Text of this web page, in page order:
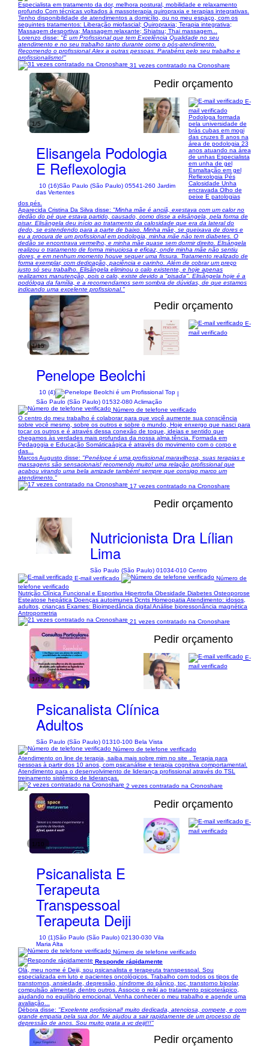
Especialista em tratamento da dor, melhora postural, mobilidade e relaxamento
profundo Com técnicas voltados à massoterapia quiropraxia e terapias integrativas.
Tenho disponibilidade de atendimentos a domicílio, ou no meu espaço, com os
seguintes tratamentos: Liberação miofascial; Quiropraxia; Terapia integrativa;
Massagem desportiva; Massagem relaxante; Shiatsu; Thai massagem...
Lorenzo disse: "É um Profissional que tem Excelência Qualidade no seu
atendimento e no seu trabalho tanto durante como o pós-atendimento.
Recomendo o profissional Alex a outras pessoas. Parabéns pelo seu trabalho e
profissionalismo!"
31 vezes contratado na Cronoshare
1/5
Pedir orçamento
Elisangela Podologia
E Reflexologia
10 (16)São Paulo (São Paulo) 05541-260 Jardim
das Vertentes
E-
mail verificado
Podologa formada
pela universidade de
brás cubas em mogi
das cruzes 8 anos na
área de podologia 23
anos atuando na área
de unhas Especialista
em unha de gel
Esmaltação em gel
Reflexologia Pés
Calosidade Unha
encravada Olho de
peixe E patologias
dos pés.
Aparecida Cristina Da Silva disse: "Minha mãe é anciã, exestava com um calor no
dedão do pé que estava partido, causado, como disse a elisângela, pela forma de
pisar. Elisângela deu início ao tratamento da calosidade que era da lateral do
dedo, se estendendo para a parte de baixo. Minha mãe, se queixava de dores e
eu a procura de um profissional em podologia, minha mãe não tem diabetes. O
dedão se encontrava vermelho, e minha mãe quase sem dormir direito. Elisângela
realizou o tratamento de forma minuciosa e eficaz, onde minha mãe não sentiu
dores, e em nenhum momento houve sequer uma fissura. Tratamento realizado de
forma exemplar, com dedicação, paciência e carinho. Além de cobrar um preço
justo só seu trabalho. Elisângela eliminou o calo existente, e hoje apenas
realizamos manutenção, pois o calo, existe devido a "pisada". Elisângela hoje é a
podóloga da família, e a recomendamos sem sombra de dúvidas, de que estamos
indicando uma excelente profissional."
1/15
Pedir orçamento
Penelope Beolchi
10 (4)
|
São Paulo (São Paulo) 01532-080 Aclimação
E-
mail verificado
Número de telefone verificado
O centro do meu trabalho é colaborar para que você aumente sua consciência
sobre você mesmo, sobre os outros e sobre o mundo, Hoje enxergo que nasci para
tocar os outros e é através dessa conexão de toque, ideias e sentido que
chegamos às verdades mais profundas da nossa alma.tência. Formada em
Pedagogia e Educação Somáticaágica é através do movimento com o corpo e
das...
Marcos Augusto disse: "Penélope é uma profissional maravilhosa, suas terapias e
massagens são sensacionais! recomendo muito! uma relação profissional que
acabou virando uma bela amizade também! sempre que consigo marco um
atendimento."
17 vezes contratado na Cronoshare
Pedir orçamento
Nutricionista Dra Lílian
Lima
São Paulo (São Paulo) 01034-010 Centro
E-mail verificado
Número de
telefone verificado
Nutrição Clínica Funcional e Esportiva Hipertrofia Obesidade Diabetes Osteoporose
Esteatose hepática Doenças autoimunes Dcnts Homeopatia Atendimento: idosos,
adultos, crianças Exames: Bioimpedância digital Análise bioressonância magnética
Antropometria
21 vezes contratado na Cronoshare
1/15
Pedir orçamento
Psicanalista Clínica
Adultos
São Paulo (São Paulo) 01310-100 Bela Vista
E-
mail verificado
Número de telefone verificado
Atendimento on line de terapia, saiba mais sobre mim no site . Terapia para
pessoas à partir dos 10 anos, com psicanálise e terapia cognitiva comportamental.
Atendimento para o desenvolvimento de liderança profissional através do TSL
treinamento sistêmico de lideranças.
2 vezes contratado na Cronoshare
1/10
Pedir orçamento
Psicanalista E
Terapeuta
Transpessoal
Terapeuta Deiji
10 (1)São Paulo (São Paulo) 02130-030 Vila
Maria Alta
E-
mail verificado
Número de telefone verificado
Responde rápidamente
Olá, meu nome é Deiji, sou psicanalista e terapeuta transpessoal. Sou
especializada em luto e pacientes oncológicos. Trabalho com todos os tipos de
transtornos, ansiedade, depressão, síndrome do pânico, toc, transtorno bipolar,
compulsão alimentar, dentro outros. Associo o reiki ao tratamento psicoterápico,
ajudando no equilíbrio emocional. Venha conhecer o meu trabalho e agende uma
avaliação...
Débora disse: "Excelente profissional! muito dedicada, atenciosa, compete, e com
grande empatia pela sua dor. Me ajudou a sair rapidamente de um processo de
depressão de anos. Sou muito grata a vc deiji!!!"
Pedir orçamento